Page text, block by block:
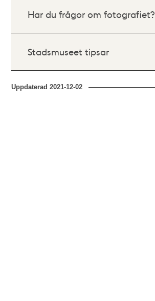
Har du frågor om fotografiet?
Stadsmuseet tipsar
Uppdaterad2021-12-02